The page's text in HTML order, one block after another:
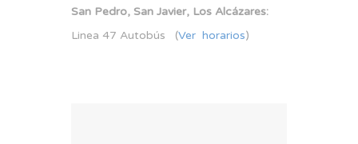
San Pedro, San Javier, Los Alcázares:
Linea 47 Autobús (Ver horarios)